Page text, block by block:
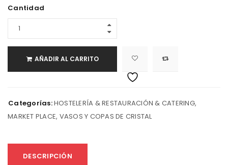
Cantidad
AÑADIR AL CARRITO
Categorías:HOSTELERÍA & RESTAURACIÓN & CATERING,
MARKET PLACE, VASOS Y COPAS DE CRISTAL
DESCRIPCIÓN